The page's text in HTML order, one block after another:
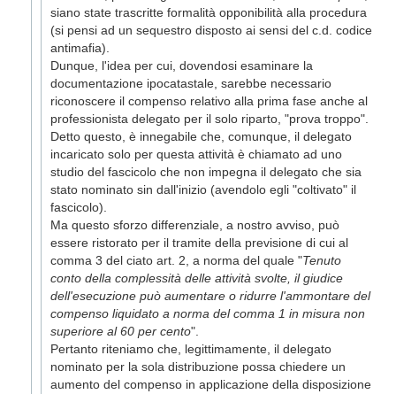
siano state trascritte formalità opponibilità alla procedura
(si pensi ad un sequestro disposto ai sensi del c.d. codice
antimafia).
Dunque, l'idea per cui, dovendosi esaminare la
documentazione ipocatastale, sarebbe necessario
riconoscere il compenso relativo alla prima fase anche al
professionista delegato per il solo riparto, "prova troppo".
Detto questo, è innegabile che, comunque, il delegato
incaricato solo per questa attività è chiamato ad uno
studio del fascicolo che non impegna il delegato che sia
stato nominato sin dall'inizio (avendolo egli "coltivato" il
fascicolo).
Ma questo sforzo differenziale, a nostro avviso, può
essere ristorato per il tramite della previsione di cui al
comma 3 del ciato art. 2, a norma del quale "Tenuto
conto della complessità delle attività svolte, il giudice
dell'esecuzione può aumentare o ridurre l'ammontare del
compenso liquidato a norma del comma 1 in misura non
superiore al 60 per cento".
Pertanto riteniamo che, legittimamente, il delegato
nominato per la sola distribuzione possa chiedere un
aumento del compenso in applicazione della disposizione